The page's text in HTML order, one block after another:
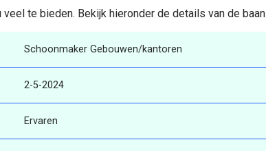
te bieden. Bekijk hieronder de details van de baan
Schoonmaker Gebouwen/kantoren
2-5-2024
Ervaren